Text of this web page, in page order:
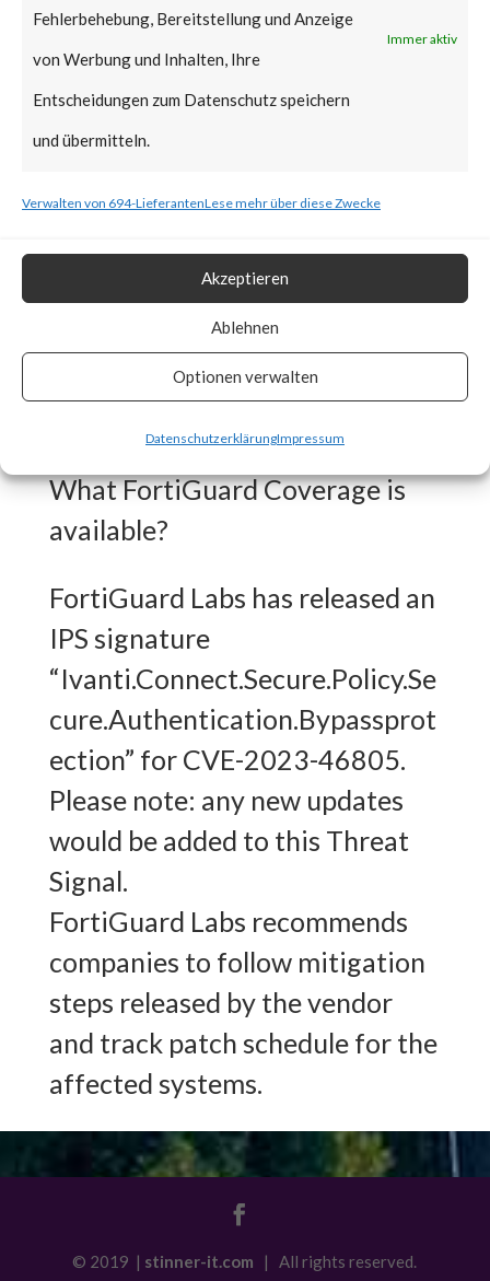
Fehlerbehebung, Bereitstellung und Anzeige
von Werbung und Inhalten, Ihre
Entscheidungen zum Datenschutz speichern
und übermitteln.
Immer aktiv
Verwalten von 694-LieferantenLese mehr über diese Zwecke
Akzeptieren
Ablehnen
Optionen verwalten
DatenschutzerklärungImpressum
At the time of posting, there is
no patch available; Ivanti has
released workarounds as the
actively being exploited in the
wild. FortiGuard Labs strongly
recommends users to apply
patches as soon as they are
made available and track vendor
What FortiGuard Coverage is
available?
FortiGuard Labs has released an
IPS signature
“Ivanti.Connect.Secure.Policy.Se
cure.Authentication.Bypassprot
ection” for CVE-2023-46805.
Please note: any new updates
would be added to this Threat
Signal.
FortiGuard Labs recommends
companies to follow mitigation
steps released by the vendor
and track patch schedule for the
affected systems.
© 2019 | stinner-it.com | All rights reserved.